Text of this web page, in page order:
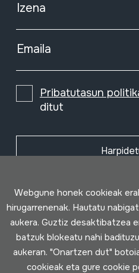
Izena
Emaila
Pribatutasun
ditut
Webgune honek cookieak
hirugarrenenak. Hautatu
aukera. Guztiz desaktibatzea
batzuk blokeatu nahi
aukeran. "Onartzen dut"
cookieak eta gure cookie